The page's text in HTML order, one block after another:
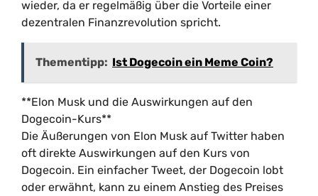
wieder, da er regelmäßig über die Vorteile einer
dezentralen Finanzrevolution spricht.
Thementipp: Ist Dogecoin ein Meme Coin?
**Elon Musk und die Auswirkungen auf den
Dogecoin-Kurs**
Die Äußerungen von Elon Musk auf Twitter haben
oft direkte Auswirkungen auf den Kurs von
Dogecoin. Ein einfacher Tweet, der Dogecoin lobt
oder erwähnt, kann zu einem Anstieg des Preises